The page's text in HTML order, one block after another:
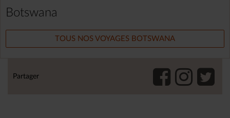
Botswana
TOUS NOS VOYAGES BOTSWANA
Partager